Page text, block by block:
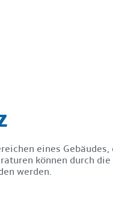
eines
können durch
werden.